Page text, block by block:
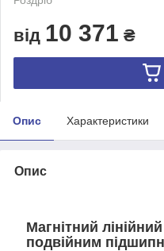
від 10 371 ₴
Опис Характеристики
Опис
Магнітний
подвійним